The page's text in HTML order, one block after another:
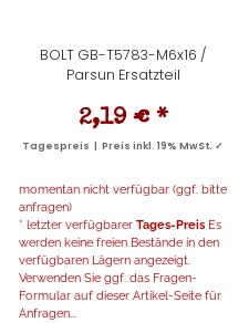
BOLT GB-T5783-M6x16 /
Parsun Ersatzteil
2,19 € *
Tagespreis | Preis inkl. 19% MwSt. ✓
momentan nicht verfügbar (ggf. bitte
anfragen)
* letzter verfügbarer Tages-Preis Es
werden keine freien Bestände in den
verfügbaren Lägern angezeigt.
Verwenden Sie ggf. das Fragen-
Formular auf dieser Artikel-Seite für
Anfragen...